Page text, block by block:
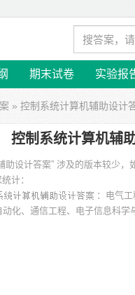
期末试卷 实验报
» 控制系统计算机辅助设计
控制系统计算机辅
助设计答案” 涉及的版本较少
计：
：电气
化、通信工程、电子信息科
。